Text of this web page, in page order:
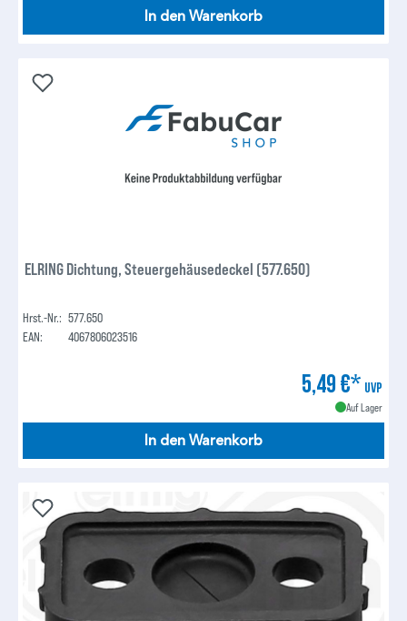
In den Warenkorb
ELRING Dichtung, Steuergehäusedeckel (577.650)
Hrst.-Nr.: 577.650
EAN:
4067806023516
5,49 €* UVP
Auf Lager
In den Warenkorb